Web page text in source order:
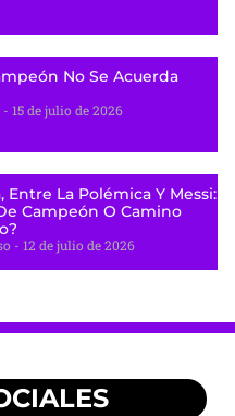
No Se Acuerda
15 de julio de 2026
Entre La Polémica Y Messi:
Campeón O Camino
12 de julio de 2026